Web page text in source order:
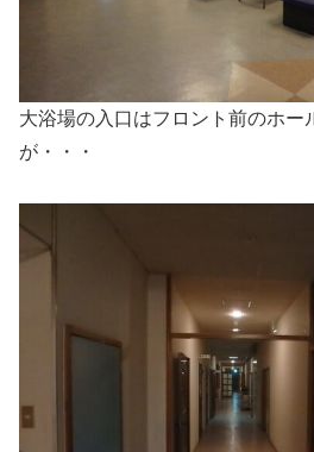
大浴場の入口はフロント前のホー
が・・・